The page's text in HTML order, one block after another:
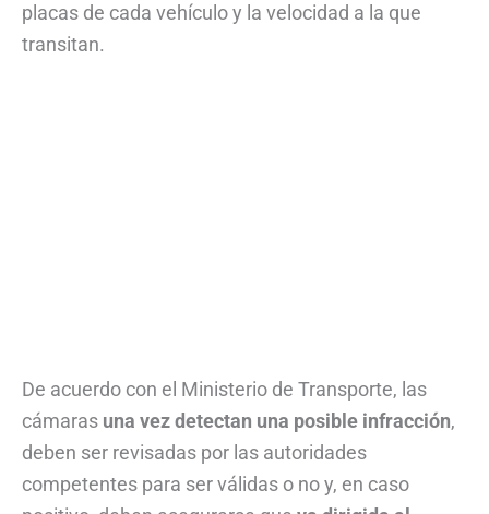
placas de cada vehículo y la velocidad a la que
transitan.
De acuerdo con el Ministerio de Transporte, las
cámaras una vez detectan una posible infracción,
deben ser revisadas por las autoridades
competentes para ser válidas o no y, en caso